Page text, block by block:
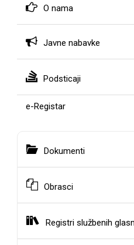
O nama
Javne nabavke
Podsticaji
e-Registar
Dokumenti
Obrasci
Registri službenih